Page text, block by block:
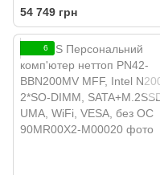
23.8" FHD IPS AG, Intel U5-
225T, 16GB, F512GB, UMA,
WiFi, кл+м, 3р, DOS, чорний
54 749 грн
6